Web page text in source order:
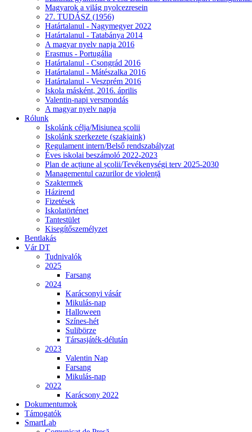
Magyarok a világ nyolcezresein
27. TUDÁSZ (1956)
Határtalanul - Nagymegyer 2022
Határtalanul - Tatabánya 2014
A magyar nyelv napja 2016
Erasmus - Portugália
Határtalanul - Csongrád 2016
Határtalanul - Mátészalka 2016
Határtalanul - Veszprém 2016
Iskola másként, 2016. április
Valentin-napi versmondás
A magyar nyelv napja
Rólunk
Iskolánk célja/Misiunea școlii
Iskolánk szerkezete (szakjaink)
Regulament intern/Belső rendszabályzat
Éves iskolai beszámoló 2022-2023
Plan de acțiune al școlii/Tevékenységi terv 2025-2030
Managementul cazurilor de violență
Szaktermek
Házirend
Fizetések
Iskolatörténet
Tantestület
Kisegítőszemélyzet
Bentlakás
Vár DT
Tudnivalók
2025
Farsang
2024
Karácsonyi vásár
Mikulás-nap
Halloween
Színes-hét
Sulibörze
Társasjáték-délután
2023
Valentin Nap
Farsang
Mikulás-nap
2022
Karácsony 2022
Dokumentumok
Támogatók
SmartLab